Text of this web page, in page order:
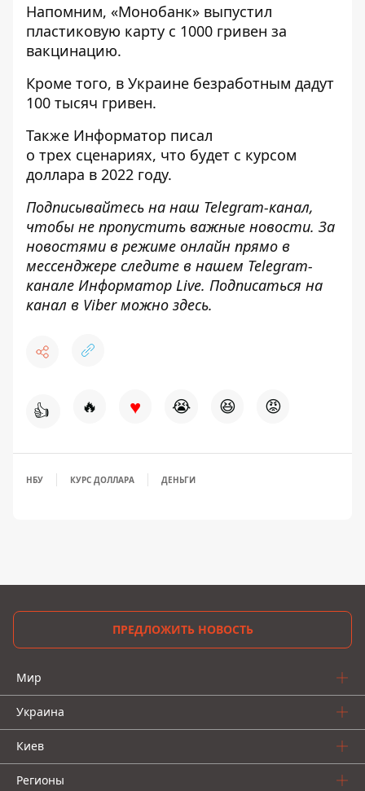
Напомним, «Монобанк» выпустил
пластиковую карту с 1000 гривен за
вакцинацию.
Кроме того, в Украине безработным дадут
100 тысяч гривен.
Также Информатор писал
о трех сценариях, что будет с курсом
доллара в 2022 году.
Подписывайтесь на наш Telegram-канал,
чтобы не пропустить важные новости. За
новостями в режиме онлайн прямо в
мессенджере следите в нашем Telegram-
канале Информатор Live. Подписаться на
канал в Viber можно здесь.
👍 🔥 ♥ 😭 😆 😡
НБУ КУРС ДОЛЛАРА ДЕНЬГИ
ПРЕДЛОЖИТЬ НОВОСТЬ
Мир
Украина
Киев
Регионы